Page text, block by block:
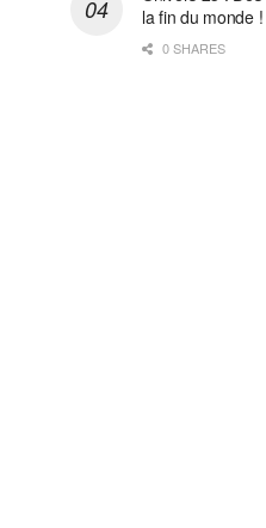
la fin du monde !
0 SHARES